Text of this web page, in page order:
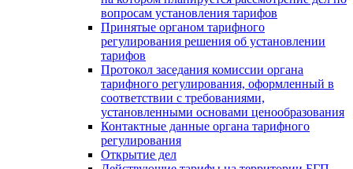
вопросам установления тарифов
Принятые органом тарифного
регулирования решения об установлении
тарифов
Протокол заседания комиссии органа
тарифного регулирования, оформленный в
соответствии с требованиями,
установленными основами ценообразования
Контактные данные органа тарифного
регулирования
Открытие дел